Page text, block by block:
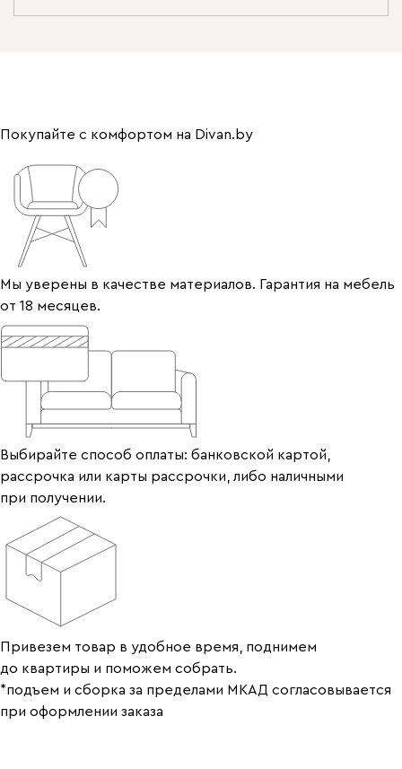
Покупайте с комфортом на Divan.by
Мы уверены в качестве материалов. Гарантия на мебель
от 18 месяцев.
Выбирайте способ оплаты: банковской картой,
рассрочка или карты рассрочки, либо наличными
при получении.
Привезем товар в удобное время, поднимем
до квартиры и поможем собрать.
*подъем и сборка за пределами МКАД согласовывается
при оформлении заказа